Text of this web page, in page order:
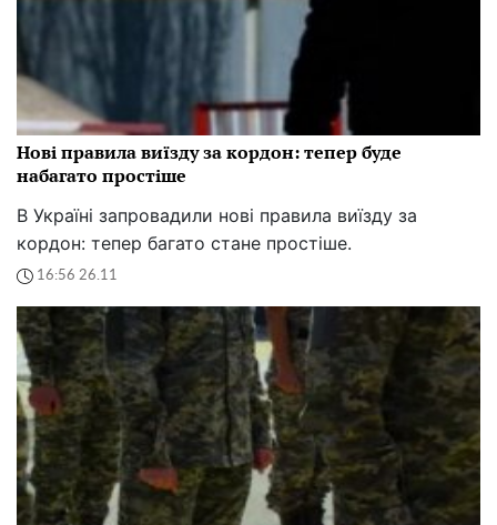
Нові правила виїзду за кордон: тепер буде
набагато простіше
В Україні запровадили нові правила виїзду за
кордон: тепер багато стане простіше.
16:56 26.11